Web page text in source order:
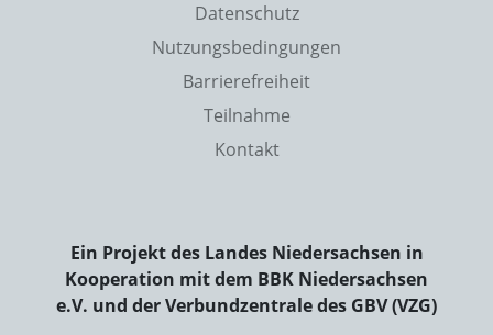
Datenschutz
Nutzungsbedingungen
Barrierefreiheit
Teilnahme
Kontakt
Ein Projekt des Landes Niedersachsen in
Kooperation mit dem BBK Niedersachsen
e.V. und der Verbundzentrale des GBV (VZG)